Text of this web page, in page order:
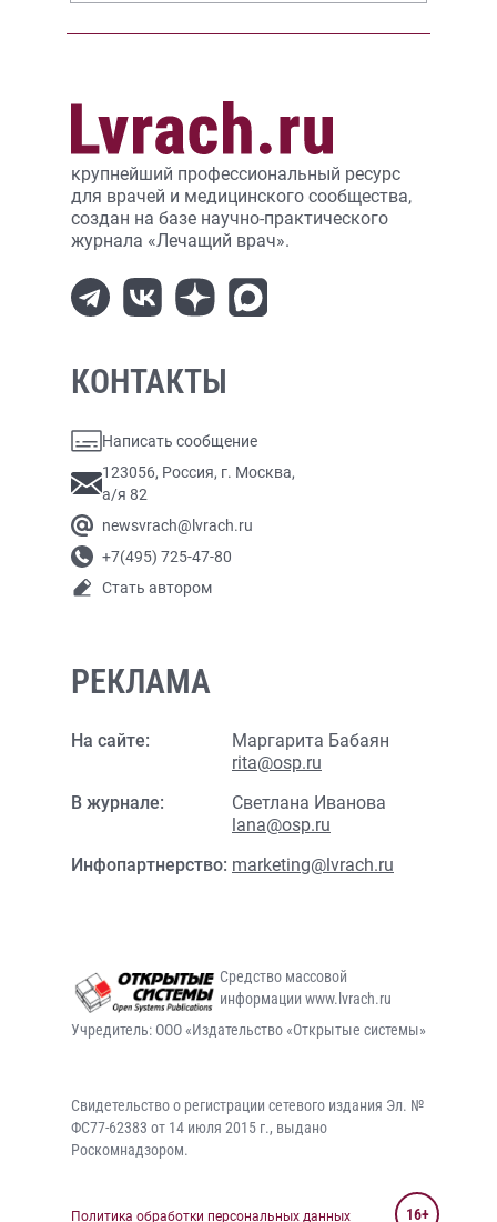
крупнейший профессиональный ресурс
для врачей и медицинского сообщества,
создан на базе научно-практического
журнала «Лечащий врач».
КОНТАКТЫ
Написать сообщение
123056, Россия, г. Москва,
а/я 82
newsvrach@lvrach.ru
+7(495) 725-47-80
Стать автором
РЕКЛАМА
На сайте:
Маргарита Бабаян
rita@osp.ru
В журнале:
Светлана Иванова
lana@osp.ru
Инфопартнерство: marketing@lvrach.ru
Средство массовой
информации www.lvrach.ru
Учредитель: ООО «Издательство «Открытые системы»
Свидетельство о регистрации сетевого издания Эл. №
ФС77-62383 от 14 июля 2015 г., выдано
Роскомнадзором.
Политика обработки персональных данных 16+